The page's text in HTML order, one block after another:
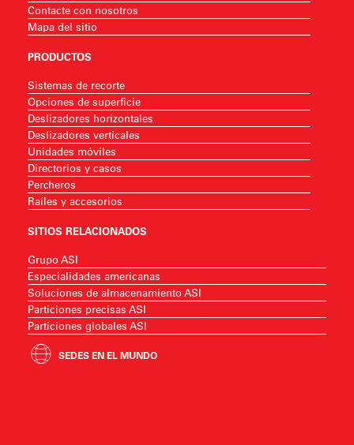
Contacte con nosotros
Mapa del sitio
PRODUCTOS
Sistemas de recorte
Opciones de superficie
Deslizadores horizontales
Deslizadores verticales
Unidades móviles
Directorios y casos
Percheros
Raíles y accesorios
SITIOS RELACIONADOS
Grupo ASI
Especialidades americanas
Soluciones de almacenamiento ASI
Particiones precisas ASI
Particiones globales ASI
SEDES EN EL MUNDO